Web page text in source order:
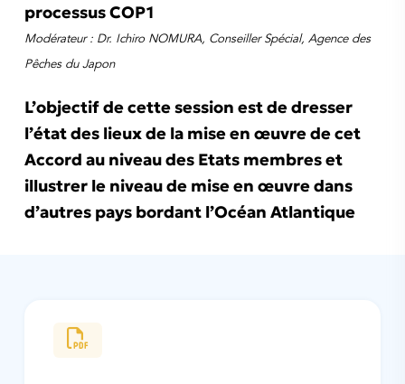
processus COP1
Modérateur : Dr. Ichiro NOMURA, Conseiller Spécial, Agence des
Pêches du Japon
L’objectif de cette session est de dresser
l’état des lieux de la mise en œuvre de cet
Accord au niveau des Etats membres et
illustrer le niveau de mise en œuvre dans
d’autres pays bordant l’Océan Atlantique